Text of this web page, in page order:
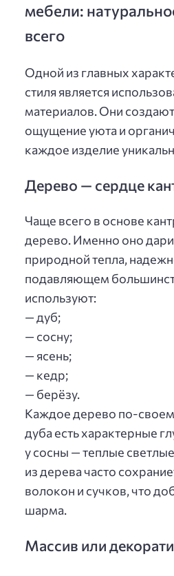
мебели:
всего
Одной из главных
стиля является
материалов. Они
ощущение уюта и
каждое изделие
Дерево — сердце
Чаще всего в основе
дерево. Именно оно
природной тепла,
подавляющем
используют:
— дуб;
— сосну;
— ясень;
— кедр;
— берёзу.
Каждое дерево по-
дуба есть характерные
у сосны — теплые
из дерева часто
волокон и сучков, что
шарма.
Массив или